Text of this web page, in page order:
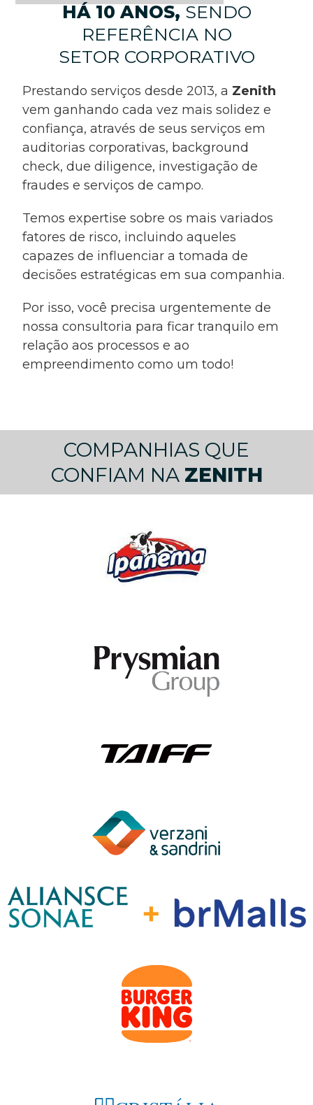
HÁ 10 ANOS, SENDO
REFERÊNCIA NO
SETOR CORPORATIVO
Prestando serviços desde 2013, a Zenith
vem ganhando cada vez mais solidez e
confiança, através de seus serviços em
auditorias corporativas, background
check, due diligence, investigação de
fraudes e serviços de campo.
Temos expertise sobre os mais variados
fatores de risco, incluindo aqueles
capazes de influenciar a tomada de
decisões estratégicas em sua companhia.
Por isso, você precisa urgentemente de
nossa consultoria para ficar tranquilo em
relação aos processos e ao
empreendimento como um todo!
COMPANHIAS QUE
CONFIAM NA ZENITH